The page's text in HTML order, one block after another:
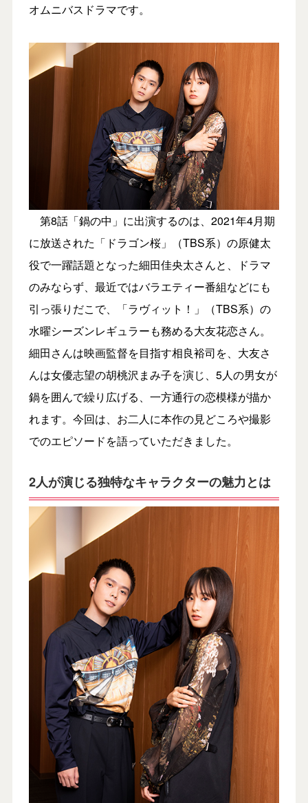
オムニバスドラマです。
第8話「鍋の中」に出演するのは、2021年4月期
に放送された「ドラゴン桜」（TBS系）の原健太
役で一躍話題となった細田佳央太さんと、ドラマ
のみならず、最近ではバラエティー番組などにも
引っ張りだこで、「ラヴィット！」（TBS系）の
水曜シーズンレギュラーも務める大友花恋さん。
細田さんは映画監督を目指す相良裕司を、大友さ
んは女優志望の胡桃沢まみ子を演じ、5人の男女が
鍋を囲んで繰り広げる、一方通行の恋模様が描か
れます。今回は、お二人に本作の見どころや撮影
でのエピソードを語っていただきました。
2人が演じる独特なキャラクターの魅力とは